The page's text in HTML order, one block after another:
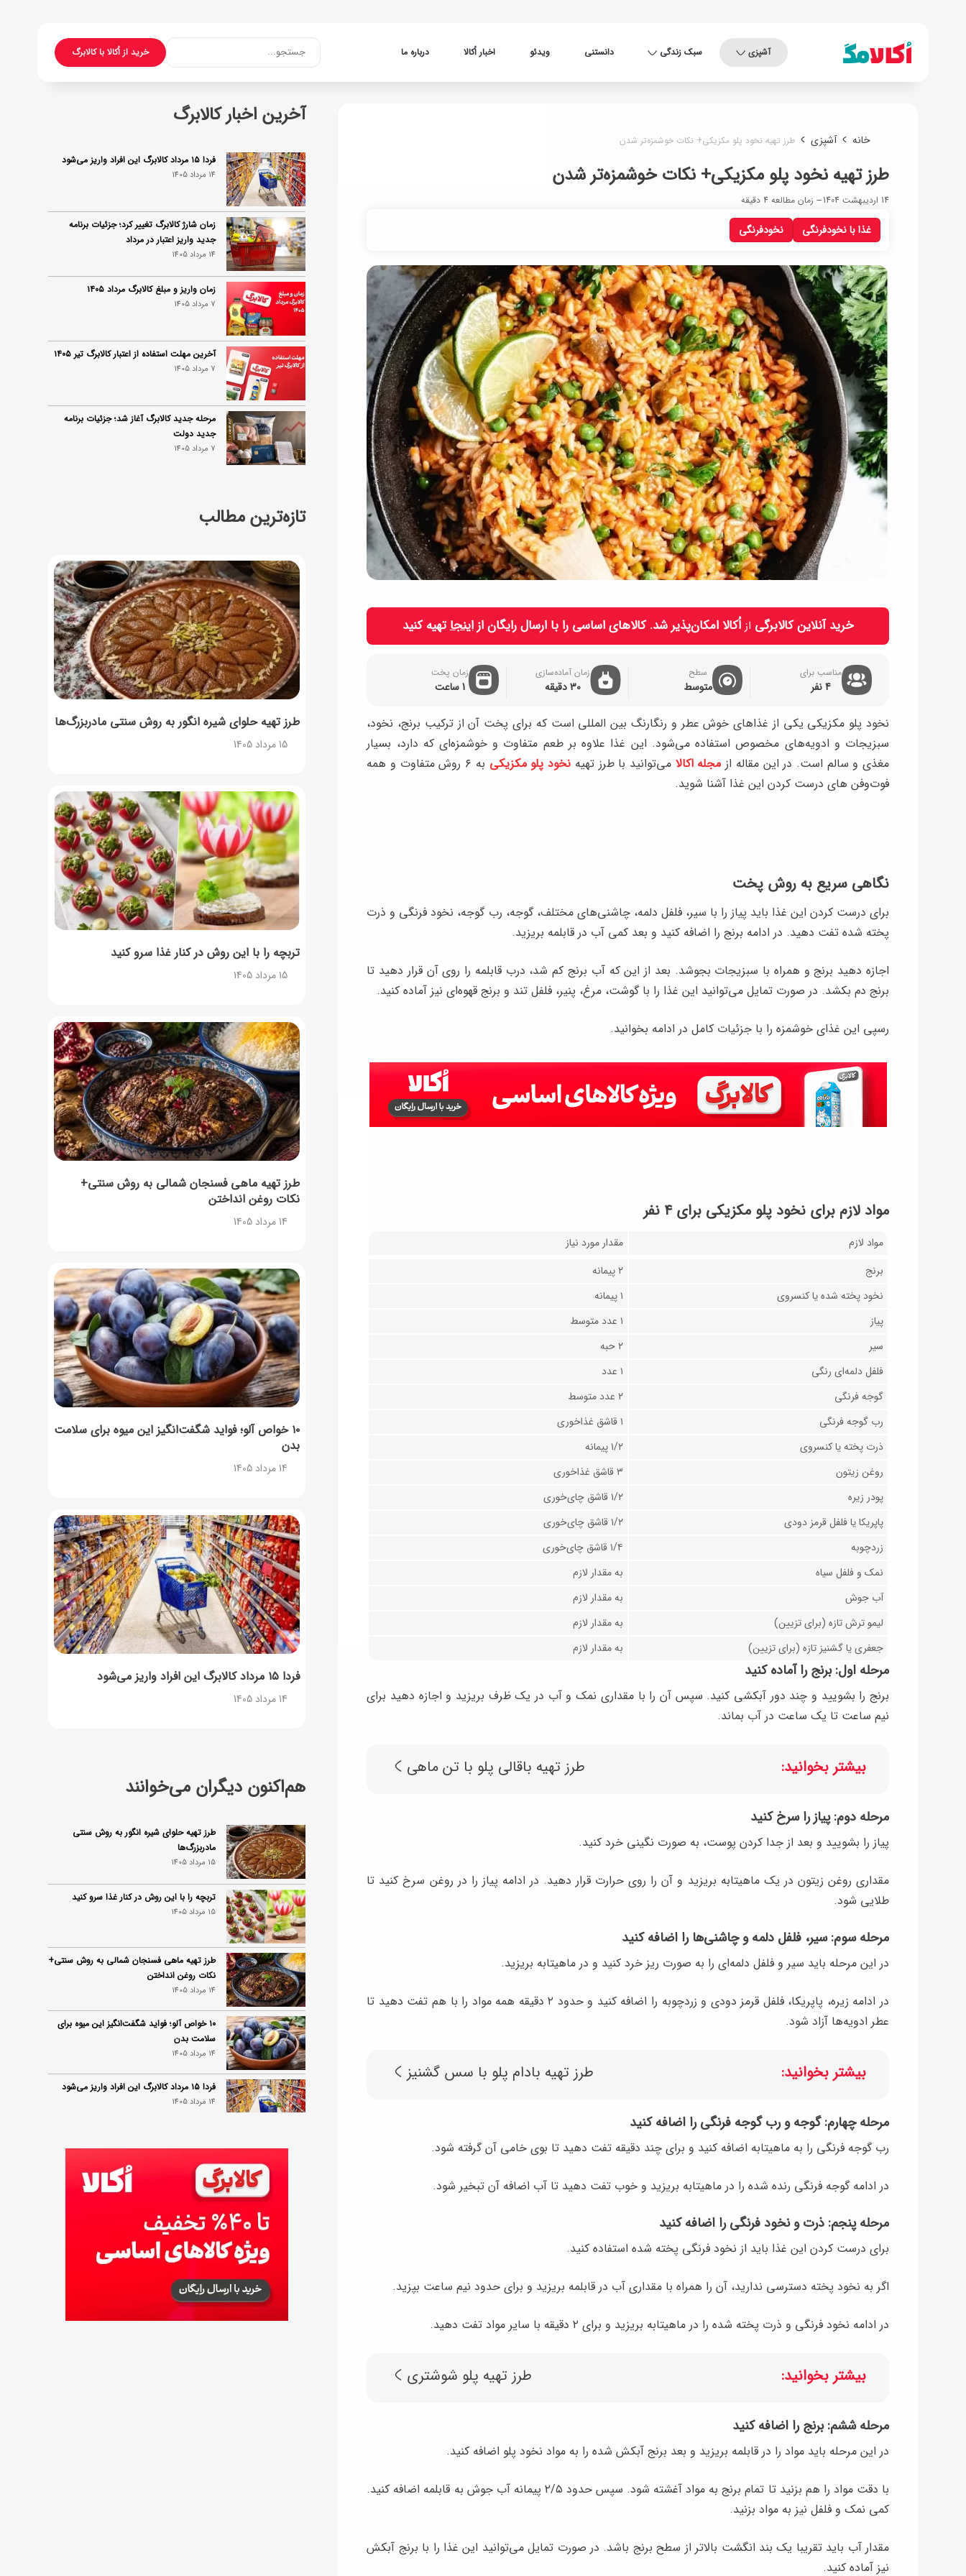
آشپزی سبک زندگی دانستنی ویدئو اخبار اُکالا درباره ما خرید از اُکالا با کالابرگجستجو...
خانه آشپزی طرز تهیه نخود پلو مکزیکی+ نکات خوشمزه‌تر شدن
غذا با نخودفرنگی نخودفرنگی
طرز تهیه نخود پلو مکزیکی+ نکات خوشمزه‌تر شدن
14 اردیبهشت 1404 زمان مطالعه 4 دقیقه
خرید آنلاین کالابرگی ازاُکالا امکان‌پذیر شد. کالاهای اساسی را با ارسال رایگان ازاینجاتهیه کنید
مناسب برای
4 نفر
سطح
متوسط
زمان آماده‌سازی
30 دقیقه
زمان پخت
1 ساعت
نخود پلو مکزیکی یکی از غذاهای خوش عطر و رنگارنگ بین المللی است که برای پخت آن از ترکیب برنج، نخود،
سبزیجات و ادویه‌های مخصوص استفاده می‌شود. این غذا علاوه بر طعم متفاوت و خوشمزه‌ای که دارد، بسیار
مغذی و سالم است. در این مقاله از مجله اکالا می‌توانید با طرز تهیه نخود پلو مکزیکی
به ۶ روش متفاوت و همه
فوت‌وفن‌ های درست کردن این غذا آشنا شوید.
نگاهی سریع به روش پخت
برای درست کردن این غذا باید پیاز را با سیر، فلفل دلمه، چاشنی‌های مختلف، گوجه، رب گوجه، نخود فرنگی و ذرت
پخته شده تفت دهید. در ادامه برنج را اضافه کنید و بعد کمی آب در قابلمه بریزید.
اجازه دهید برنج و همراه با سبزیجات بجوشد. بعد از این که آب برنج کم شد، درب قابلمه را روی آن قرار دهید تا
برنج دم بکشد. در صورت تمایل می‌توانید این غذا را با گوشت، مرغ، پنیر، فلفل تند و برنج قهوه‌ای نیز آماده کنید.
رسپی این غذای خوشمزه را با جزئیات کامل در ادامه بخوانید.
مواد لازم برای نخود پلو مکزیکی برای ۴ نفر
مواد لازم
مقدار مورد نیاز
برنج
۲ پیمانه
نخود پخته ‌شده یا کنسروی
۱ پیمانه
پیاز
۱ عدد متوسط
سیر
۲ حبه
فلفل دلمه‌ای رنگی
۱ عدد
گوجه فرنگی
۲ عدد متوسط
رب گوجه فرنگی
۱ قاشق غذاخوری
ذرت پخته یا کنسروی
۱/۲ پیمانه
روغن زیتون
۳ قاشق غذاخوری
پودر زیره
۱/۲ قاشق چای‌خوری
پاپریکا یا فلفل قرمز دودی
۱/۲ قاشق چای‌خوری
زردچوبه
۱/۴ قاشق چای‌خوری
نمک و فلفل سیاه
به مقدار لازم
آب جوش
به مقدار لازم
‌لیمو ترش تازه (برای تزیین)
به مقدار لازم
جعفری یا گشنیز تازه (برای تزیین)
به مقدار لازم
مرحله اول: برنج را آماده کنید
برنج را بشویید و چند دور آبکشی کنید. سپس آن را با مقداری نمک و آب در یک ظرف بریزید و اجازه دهید برای
نیم ساعت تا یک ساعت در آب بماند.
بیشتر بخوانید: طرز تهیه باقالی پلو با تن ماهی
مرحله دوم: پیاز را سرخ کنید
پیاز را بشویید و بعد از جدا کردن پوست، به صورت نگینی خرد کنید.
مقداری روغن زیتون در یک ماهیتابه بریزید و آن را روی حرارت قرار دهید. در ادامه پیاز را در روغن سرخ کنید تا
طلایی شود.
مرحله سوم: سیر، فلفل دلمه و چاشنی‌ها را اضافه کنید
در این مرحله باید سیر و فلفل دلمه‌ای را به صورت ریز خرد کنید و در ماهیتابه بریزید.
در ادامه زیره، پاپریکا، فلفل قرمز دودی و زردچوبه را اضافه کنید و حدود ۲ دقیقه همه مواد را با هم تفت دهید تا
عطر ادویه‌ها آزاد شود.
بیشتر بخوانید: طرز تهیه بادام پلو با سس گشنیز
مرحله چهارم: گوجه و رب گوجه فرنگی را اضافه کنید
رب گوجه فرنگی را به ماهیتابه اضافه کنید و برای چند دقیقه تفت دهید تا بوی خامی آن گرفته شود.
در ادامه گوجه فرنگی رنده شده را در ماهیتابه بریزید و خوب تفت دهید تا آب اضافه آن تبخیر شود.
مرحله پنجم: ذرت و نخود فرنگی را اضافه کنید
برای درست کردن این غذا باید از نخود فرنگی پخته شده استفاده کنید.
اگر به نخود پخته دسترسی ندارید، آن را همراه با مقداری آب در قابلمه بریزید و برای حدود نیم ساعت بپزید.
در ادامه نخود فرنگی و ذرت پخته شده را در ماهیتابه بریزید و برای ۲ دقیقه با سایر مواد تفت دهید.
بیشتر بخوانید: طرز تهیه پلو شوشتری
مرحله ششم: برنج را اضافه کنید
در این مرحله باید مواد را در قابلمه بریزید و بعد برنج آبکش ‌شده را به مواد نخود پلو اضافه کنید.
با دقت مواد را هم بزنید تا تمام برنج به مواد آغشته شود. سپس حدود ۲/۵ پیمانه آب جوش به قابلمه اضافه کنید.
کمی نمک و فلفل نیز به مواد بزنید.
مقدار آب باید تقریبا یک بند انگشت بالاتر از سطح برنج باشد. در صورت تمایل می‌توانید این غذا را با برنج آبکش
نیز آماده کنید.
آخرین اخبار کالابرگ
فردا ۱۵ مرداد کالابرگ این افراد واریز می‌شود
14 مرداد 1405
زمان شارژ کالابرگ تغییر کرد؛ جزئیات برنامه
جدید واریز اعتبار در مرداد
14 مرداد 1405
زمان واریز و مبلغ کالابرگ مرداد ۱۴۰۵
7 مرداد 1405
آخرین مهلت استفاده از اعتبار کالابرگ تیر ۱۴۰۵
7 مرداد 1405
مرحله جدید کالابرگ آغاز شد؛ جزئیات برنامه
جدید دولت
7 مرداد 1405
تازه‌ترین مطالب
طرز تهیه حلوای شیره انگور به روش سنتی مادربزرگ‌ها
15 مرداد 1405
تربچه را با این روش در کنار غذا سرو کنید
15 مرداد 1405
طرز تهیه ماهی فسنجان شمالی به روش سنتی+
نکات روغن انداختن
14 مرداد 1405
۱۰ خواص آلو؛ فواید شگفت‌انگیز این میوه برای سلامت
بدن
14 مرداد 1405
فردا ۱۵ مرداد کالابرگ این افراد واریز می‌شود
14 مرداد 1405
هم‌اکنون دیگران می‌خوانند
طرز تهیه حلوای شیره انگور به روش سنتی
مادربزرگ‌ها
15 مرداد 1405
تربچه را با این روش در کنار غذا سرو کنید
15 مرداد 1405
طرز تهیه ماهی فسنجان شمالی به روش سنتی+
نکات روغن انداختن
14 مرداد 1405
۱۰ خواص آلو؛ فواید شگفت‌انگیز این میوه برای
سلامت بدن
14 مرداد 1405
فردا ۱۵ مرداد کالابرگ این افراد واریز می‌شود
14 مرداد 1405
زمان شارژ کالابرگ تغییر کرد؛ جزئیات برنامه
جدید واریز اعتبار در مرداد
14 مرداد 1405
توصیه‌های مهم برای دفع انواع حشرات در خانه
14 مرداد 1405
طرز تهیه آلبالو شور خانگی؛ خوش‌رنگ و بدون
کپک
14 مرداد 1405